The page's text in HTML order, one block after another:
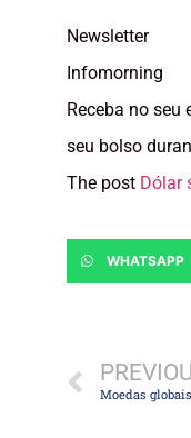
Newsletter
Infomorning
Receba no
seu bolso
The post Dólar
WHATSAPP